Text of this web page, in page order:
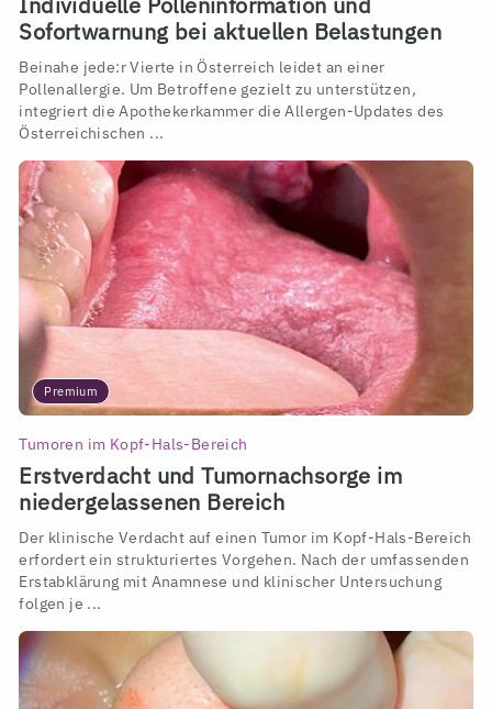
Sofortwarnung bei aktuellen Belastungen
Beinahe jede:r Vierte in Österreich leidet an einer
Pollenallergie. Um Betroffene gezielt zu unterstützen,
integriert die Apothekerkammer die Allergen-Updates des
Österreichischen ...
Premium
Tumoren im Kopf-Hals-Bereich
Erstverdacht und Tumornachsorge im
niedergelassenen Bereich
Der klinische Verdacht auf einen Tumor im Kopf-Hals-Bereich
erfordert ein strukturiertes Vorgehen. Nach der umfassenden
Erstabklärung mit Anamnese und klinischer Untersuchung
folgen je ...